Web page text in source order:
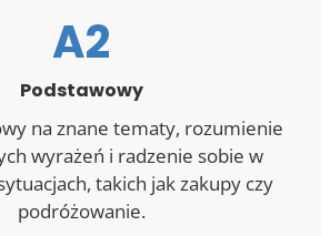
A2
Podstawowy
na znane tematy, rozumienie
wyrażeń i radzenie sobie w
takich jak zakupy czy
podróżowanie.